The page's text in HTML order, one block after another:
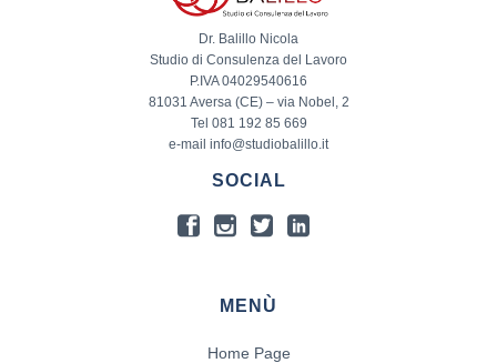
Dr. Balillo Nicola
Studio di Consulenza del Lavoro
P.IVA 04029540616
81031 Aversa (CE) – via Nobel, 2
Tel 081 192 85 669
e-mail info@studiobalillo.it
SOCIAL
MENÙ
Home Page